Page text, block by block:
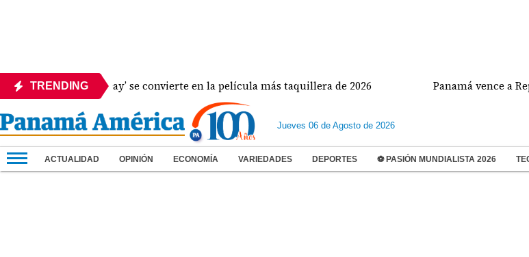
TRENDING
New Day’ se convierte en la película más taquillera de 2026 Panamá vence a República
Jueves 06 de Agosto de 2026
ACTUALIDAD OPINIÓN ECONOMÍA VARIEDADES DEPORTES ⚽ PASIÓN MUNDIALISTA 2026